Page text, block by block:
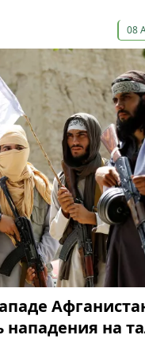
08
нападения на